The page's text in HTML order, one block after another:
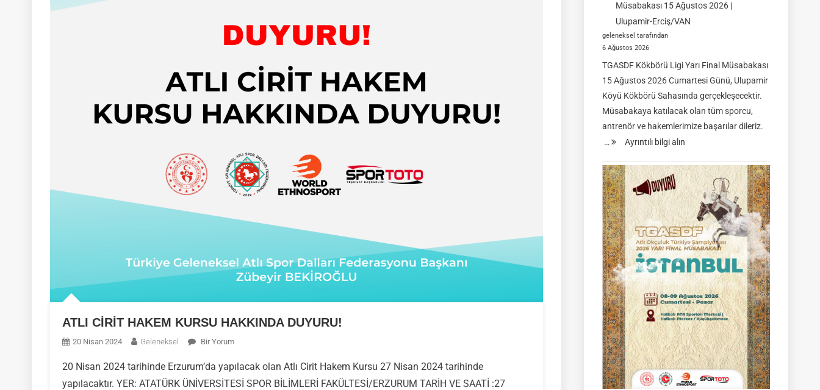
ATLI CİRİT HAKEM KURSU HAKKINDA DUYURU!
20 Nisan 2024 Geleneksel
ATLI
HAKEM
KURSU
Bir Yorum
20 Nisan 2024 tarihinde Erzurum’da yapılacak olan Atlı Cirit Hakem Kursu 27 Nisan 2024 tarihinde
yapılacaktır. YER: ATATÜRK ÜNİVERSİTESİ SPOR BİLİMLERİ FAKÜLTESİ/ERZURUM TARİH VE SAATİ :27
Müsabakası 15 Ağustos 2026 |
Ulupamir-Erciş/VAN
geleneksel tarafından
6 Ağustos 2026
TGASDF Kökbörü Ligi Yarı Final Müsabakası
15 Ağustos 2026 Cumartesi Günü, Ulupamir
Köyü Kökbörü Sahasında gerçekleşecektir.
Müsabakaya katılacak olan tüm sporcu,
antrenör ve hakemlerimize başarılar dileriz.
…
Ayrıntılı bilgi alın
KÖKBÖRÜ
LİGİ
|
Yarı
Final
Müsabakası
15
Ağustos
2026
|
Ulupamir-
Erciş/VAN